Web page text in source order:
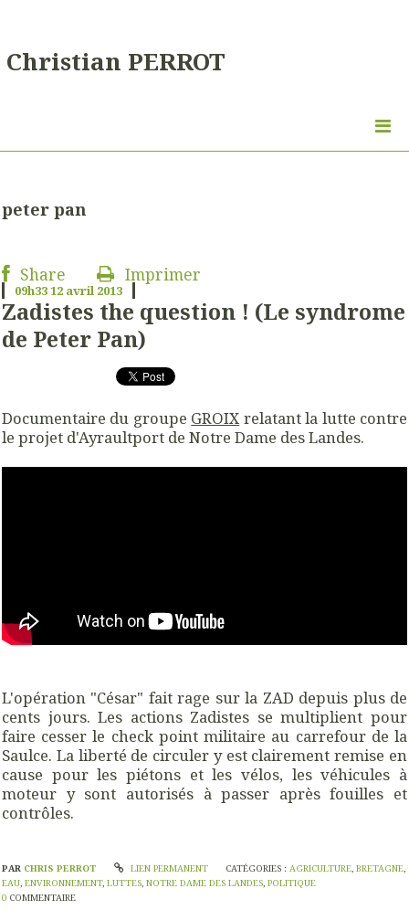
Christian PERROT
peter pan
Share Imprimer
09h3312 avril 2013
Zadistes the question ! (Le syndrome
de Peter Pan)
Documentaire du groupe GROIX relatant la lutte contre
le projet d'Ayraultport de Notre Dame des Landes.
L'opération "César" fait rage sur la ZAD depuis plus de
cents jours. Les actions Zadistes se multiplient pour
faire cesser le check point militaire au carrefour de la
Saulce. La liberté de circuler y est clairement remise en
cause pour les piétons et les vélos, les véhicules à
moteur y sont autorisés à passer après fouilles et
contrôles.
PAR CHRIS PERROT LIEN PERMANENT CATÉGORIES :AGRICULTURE,BRETAGNE,
EAU, ENVIRONNEMENT, LUTTES, NOTRE DAME DES LANDES, POLITIQUE
0 COMMENTAIRE